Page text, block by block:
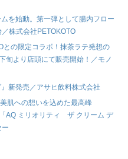
を始動。第一弾として腸内フロー
株式会社PETOKOTO
との限定コラボ！抹茶ラテ発想の
旬より店頭にて販売開始！／モノ
新発売／アサヒ飲料株式会社
肌への想いを込めた最高峰
AQ ミリオリティ ザ クリーム デ
ー